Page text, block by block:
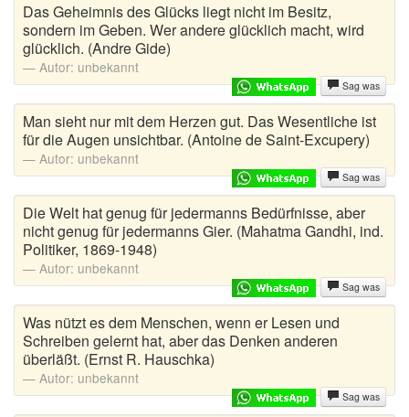
Klosprüche
Kneipenwitze
Letzte Worte
Lieber als Sprüche
Lustige Abkürzungen
Lustige Autokennzeichen
Lustige Fragen
Lustige Zitate
Männerwitze
Mantawitze
Das Geheimnis des Glücks liegt nicht im Besitz,
sondern im Geben. Wer andere glücklich macht, wird
glücklich. (Andre Gide)
Autor: unbekannt
Sag was
Man sieht nur mit dem Herzen gut. Das Wesentliche ist
für die Augen unsichtbar. (Antoine de Saint-Excupery)
Autor: unbekannt
Sag was
Die Welt hat genug für jedermanns Bedürfnisse, aber
nicht genug für jedermanns Gier. (Mahatma Gandhi, ind.
Politiker, 1869-1948)
Autor: unbekannt
Sag was
Was nützt es dem Menschen, wenn er Lesen und
Schreiben gelernt hat, aber das Denken anderen
überläßt. (Ernst R. Hauschka)
Autor: unbekannt
Sag was